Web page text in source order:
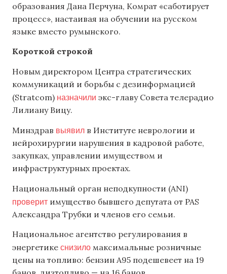
образования Дана Перчуна, Комрат «саботирует
процесс», настаивая на обучении на русском
языке вместо румынского.
Короткой строкой
Новым директором Центра стратегических
коммуникаций и борьбы с дезинформацией
(Stratcom) назначили экс-главу Совета телерадио
Лилиану Вицу.
Минздрав выявил в Институте неврологии и
нейрохирургии нарушения в кадровой работе,
закупках, управлении имуществом и
инфраструктурных проектах.
Национальный орган неподкупности (ANI)
проверит имущество бывшего депутата от PAS
Александра Трубки и членов его семьи.
Национальное агентство регулирования в
энергетике снизило максимальные розничные
цены на топливо: бензин А95 подешевеет на 19